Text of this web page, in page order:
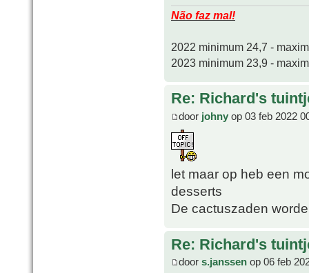
Não faz mal!
2022 minimum 24,7 -
2023 minimum 23,9 -
Re: Richard's
door johny op 03 feb 2022
let maar op heb een
desserts
De cactuszaden
Re: Richard's
door s.janssen op 06 feb